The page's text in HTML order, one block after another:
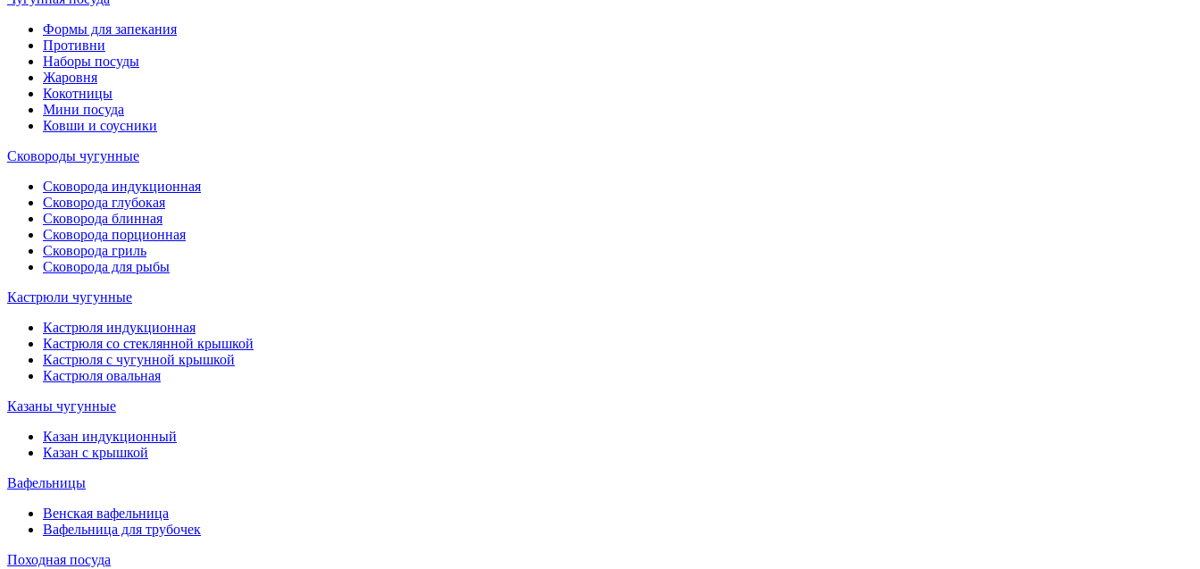
Формы для запекания
Противни
Наборы посуды
Жаровня
Кокотницы
Мини посуда
Ковши и соусники
Сковороды чугунные
Сковорода индукционная
Сковорода глубокая
Сковорода блинная
Сковорода порционная
Сковорода гриль
Сковорода для рыбы
Кастрюли чугунные
Кастрюля индукционная
Кастрюля со стеклянной крышкой
Кастрюля с чугунной крышкой
Кастрюля овальная
Казаны чугунные
Казан индукционный
Казан с крышкой
Вафельницы
Венская вафельница
Вафельница для трубочек
Походная посуда